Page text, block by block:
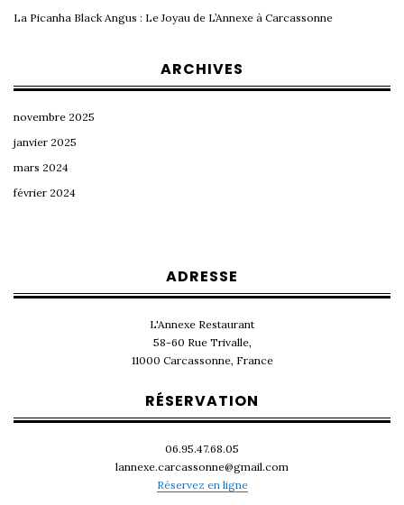
La Picanha Black Angus : Le Joyau de L’Annexe à Carcassonne
ARCHIVES
novembre 2025
janvier 2025
mars 2024
février 2024
ADRESSE
L'Annexe Restaurant
58-60 Rue Trivalle,
11000 Carcassonne, France
RÉSERVATION
06.95.47.68.05
lannexe.carcassonne@gmail.com
Réservez en ligne